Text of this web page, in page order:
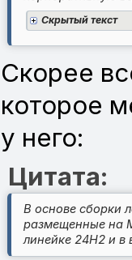
Cкрытый текст
Скорее
которое
у него:
Цитата:
В основе сборки
размещенные на
линейке 24H2 и